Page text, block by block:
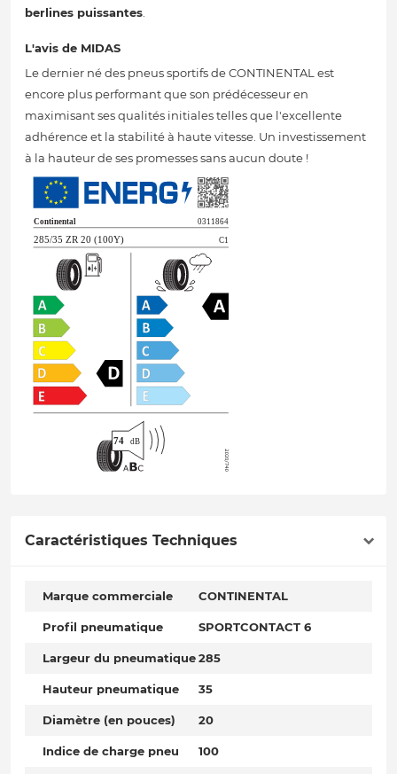
berlines puissantes.
L'avis de MIDAS
Le dernier né des pneus sportifs de CONTINENTAL est
encore plus performant que son prédécesseur en
maximisant ses qualités initiales telles que l'excellente
adhérence et la stabilité à haute vitesse. Un investissement
à la hauteur de ses promesses sans aucun doute !
Caractéristiques Techniques
Marque commerciale CONTINENTAL
Profil pneumatique SPORTCONTACT 6
Largeur du pneumatique285
Hauteur pneumatique 35
Diamètre (en pouces) 20
Indice de charge pneu 100